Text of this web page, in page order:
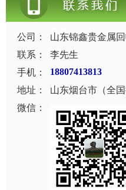
公司：
山东锦鑫贵金属
联系：
李先生
手机：
18807413813
地址：
山东烟台市（全
微信：